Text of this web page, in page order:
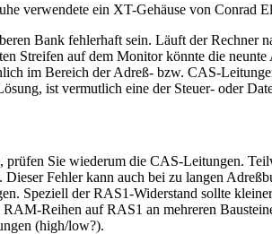
verwendete ein XT-Gehäuse von Conrad
Bank fehlerhaft sein. Läuft der
auf dem Monitor könnte die
im Bereich der Adreß- bzw. CAS-
ist vermutlich eine der Steuer- oder
Sie wiederum die CAS-Leitungen.
Fehler kann auch bei zu langen
Speziell der RAS1-Widerstand sollte
Reihen auf RAS1 an mehreren
(high/low?).